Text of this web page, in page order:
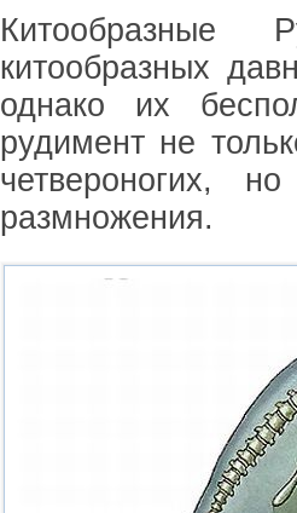
Китообразные
китообразных
однако их
рудимент не
четвероногих,
размножения.